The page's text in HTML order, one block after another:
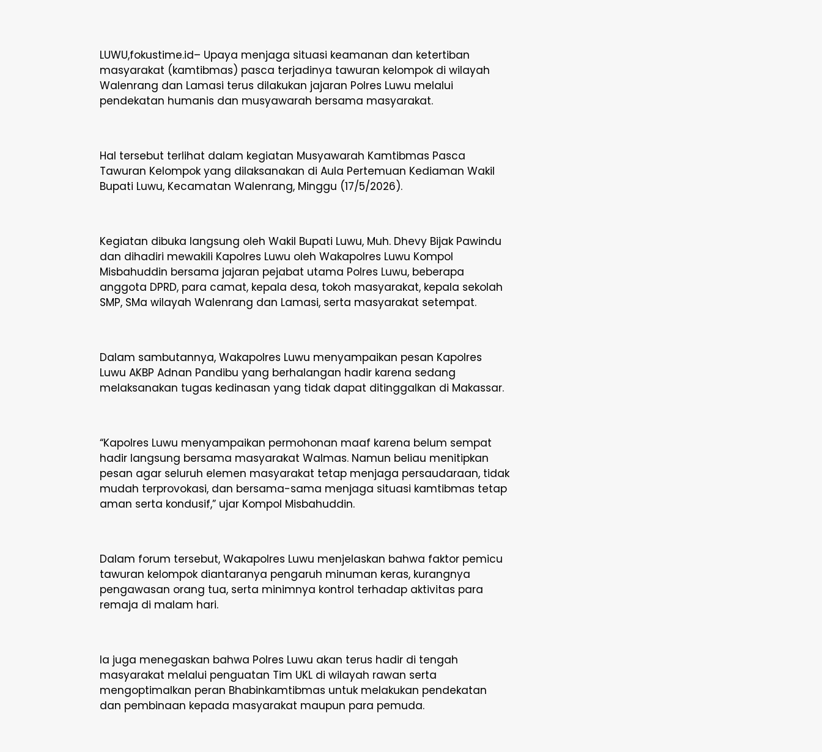
LUWU,fokustime.id– Upaya menjaga situasi keamanan dan ketertiban
masyarakat (kamtibmas) pasca terjadinya tawuran kelompok di wilayah
Walenrang dan Lamasi terus dilakukan jajaran Polres Luwu melalui
pendekatan humanis dan musyawarah bersama masyarakat.
Hal tersebut terlihat dalam kegiatan Musyawarah Kamtibmas Pasca
Tawuran Kelompok yang dilaksanakan di Aula Pertemuan Kediaman Wakil
Bupati Luwu, Kecamatan Walenrang, Minggu (17/5/2026).
Kegiatan dibuka langsung oleh Wakil Bupati Luwu, Muh. Dhevy Bijak Pawindu
dan dihadiri mewakili Kapolres Luwu oleh Wakapolres Luwu Kompol
Misbahuddin bersama jajaran pejabat utama Polres Luwu, beberapa
anggota DPRD, para camat, kepala desa, tokoh masyarakat, kepala sekolah
SMP, SMa wilayah Walenrang dan Lamasi, serta masyarakat setempat.
Dalam sambutannya, Wakapolres Luwu menyampaikan pesan Kapolres
Luwu AKBP Adnan Pandibu yang berhalangan hadir karena sedang
melaksanakan tugas kedinasan yang tidak dapat ditinggalkan di Makassar.
“Kapolres Luwu menyampaikan permohonan maaf karena belum sempat
hadir langsung bersama masyarakat Walmas. Namun beliau menitipkan
pesan agar seluruh elemen masyarakat tetap menjaga persaudaraan, tidak
mudah terprovokasi, dan bersama-sama menjaga situasi kamtibmas tetap
aman serta kondusif,” ujar Kompol Misbahuddin.
Dalam forum tersebut, Wakapolres Luwu menjelaskan bahwa faktor pemicu
tawuran kelompok diantaranya pengaruh minuman keras, kurangnya
pengawasan orang tua, serta minimnya kontrol terhadap aktivitas para
remaja di malam hari.
Ia juga menegaskan bahwa Polres Luwu akan terus hadir di tengah
masyarakat melalui penguatan Tim UKL di wilayah rawan serta
mengoptimalkan peran Bhabinkamtibmas untuk melakukan pendekatan
dan pembinaan kepada masyarakat maupun para pemuda.